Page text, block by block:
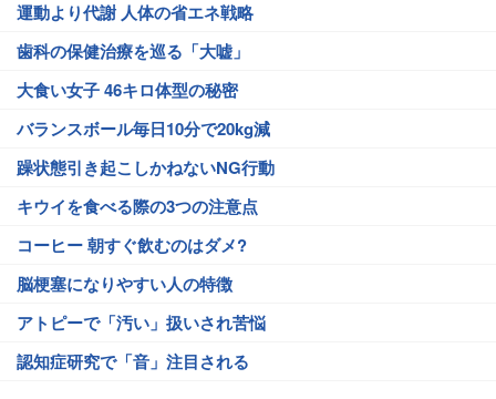
運動より代謝 人体の省エネ戦略
歯科の保健治療を巡る「大嘘」
大食い女子 46キロ体型の秘密
バランスボール毎日10分で20kg減
躁状態引き起こしかねないNG行動
キウイを食べる際の3つの注意点
コーヒー 朝すぐ飲むのはダメ?
脳梗塞になりやすい人の特徴
アトピーで「汚い」扱いされ苦悩
認知症研究で「音」注目される